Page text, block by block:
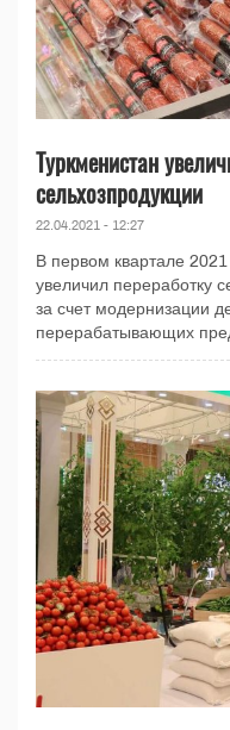
Туркменистан
сельхозпродукции
22.04.2021 - 12:27
В первом квартале
увеличил переработку
за счет модернизации
перерабатывающих